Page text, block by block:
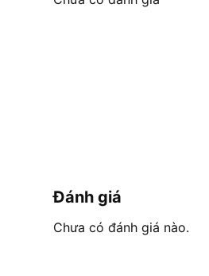
Đánh giá
Chưa có đánh giá nào.